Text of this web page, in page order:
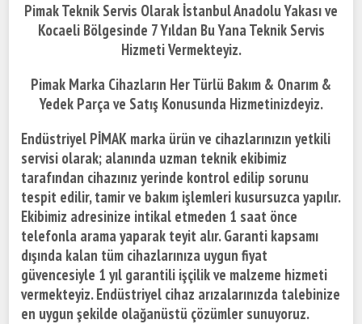
Pimak Teknik Servis Olarak İstanbul Anadolu Yakası ve
Kocaeli Bölgesinde 7 Yıldan Bu Yana Teknik Servis
Hizmeti Vermekteyiz.
Pimak Marka Cihazların Her Türlü Bakım & Onarım &
Yedek Parça ve Satış Konusunda Hizmetinizdeyiz.
Endüstriyel PİMAK marka ürün ve cihazlarınızın yetkili
servisi olarak; alanında uzman teknik ekibimiz
tarafından cihazınız yerinde kontrol edilip sorunu
tespit edilir, tamir ve bakım işlemleri kusursuzca yapılır.
Ekibimiz adresinize intikal etmeden 1 saat önce
telefonla arama yaparak teyit alır. Garanti kapsamı
dışında kalan tüm cihazlarınıza uygun fiyat
güvencesiyle 1 yıl garantili işçilik ve malzeme hizmeti
vermekteyiz. Endüstriyel cihaz arızalarınızda talebinize
en uygun şekilde olağanüstü çözümler sunuyoruz.